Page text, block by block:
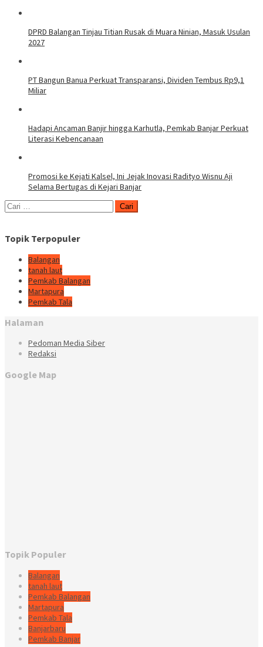
DPRD Balangan Tinjau Titian Rusak di Muara Ninian, Masuk Usulan
2027
PT Bangun Banua Perkuat Transparansi, Dividen Tembus Rp9,1
Miliar
Hadapi Ancaman Banjir hingga Karhutla, Pemkab Banjar Perkuat
Literasi Kebencanaan
Promosi ke Kejati Kalsel, Ini Jejak Inovasi Radityo Wisnu Aji
Selama Bertugas di Kejari Banjar
Cari
untuk:
Topik Terpopuler
Balangan
tanah laut
Pemkab Balangan
Martapura
Pemkab Tala
Halaman
Pedoman Media Siber
Redaksi
Google Map
Topik Populer
Balangan
tanah laut
Pemkab Balangan
Martapura
Pemkab Tala
Banjarbaru
Pemkab Banjar